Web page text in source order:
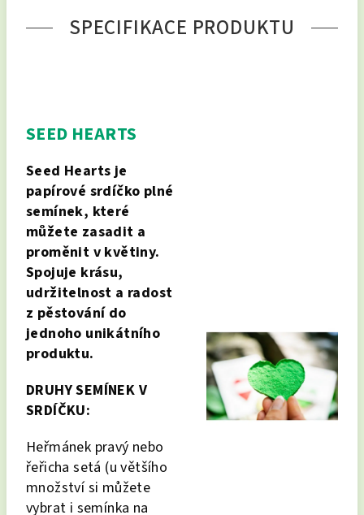
SPECIFIKACE PRODUKTU
SEED HEARTS
Seed Hearts je
papírové srdíčko plné
semínek, které
můžete zasadit a
proměnit v květiny.
Spojuje krásu,
udržitelnost a radost
z pěstování do
jednoho unikátního
produktu.
DRUHY SEMÍNEK V
SRDÍČKU:
Heřmánek pravý nebo
řeřicha setá (u většího
množství si můžete
vybrat i semínka na